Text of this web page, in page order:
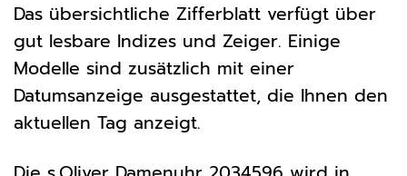
Das übersichtliche Zifferblatt verfügt über
gut lesbare Indizes und Zeiger. Einige
Modelle sind zusätzlich mit einer
Datumsanzeige ausgestattet, die Ihnen den
aktuellen Tag anzeigt.